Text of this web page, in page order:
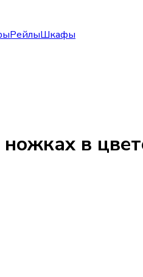
РейлыШкафы
в